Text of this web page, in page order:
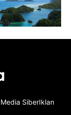
SiberIklan